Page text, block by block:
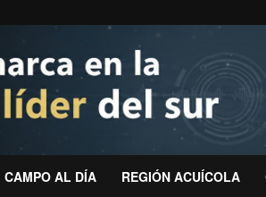
CAMPO AL DÍA REGIÓN ACUÍCOLA